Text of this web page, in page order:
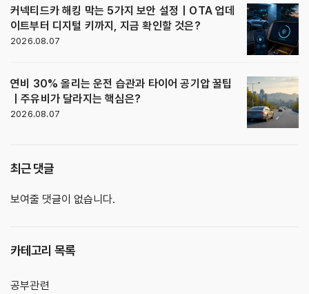
커넥티드카 해킹 막는 5가지 보안 설정｜OTA 업데
이트부터 디지털 키까지, 지금 확인할 것은?
2026.08.07
연비 30% 올리는 운전 습관과 타이어 공기압 꿀팁
｜주유비가 달라지는 핵심은?
2026.08.07
최근 댓글
보여줄 댓글이 없습니다.
카테고리 목록
공부관련